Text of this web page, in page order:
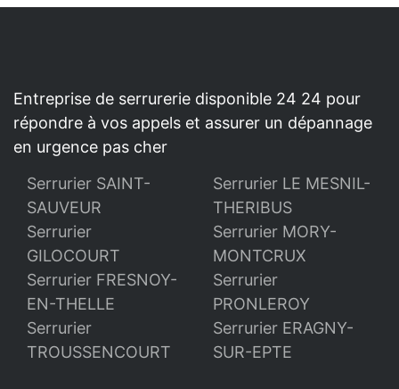
Entreprise de serrurerie disponible 24 24 pour
répondre à vos appels et assurer un dépannage
en urgence pas cher
Serrurier SAINT-
SAUVEUR
Serrurier LE MESNIL-
THERIBUS
Serrurier
GILOCOURT
Serrurier MORY-
MONTCRUX
Serrurier FRESNOY-
EN-THELLE
Serrurier
PRONLEROY
Serrurier
TROUSSENCOURT
Serrurier ERAGNY-
SUR-EPTE